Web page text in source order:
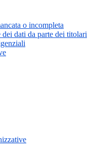
o incompleta
dati da parte dei titolari